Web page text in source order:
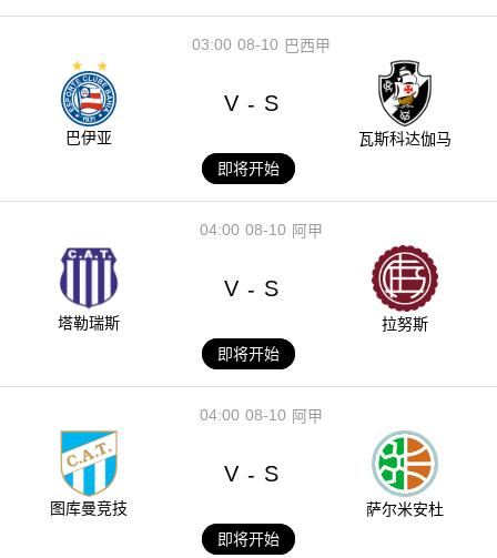
08-10
03:00 巴西甲
巴伊亚
V - S
瓦斯科达伽马
即将开始
08-10
04:00 阿甲
塔勒瑞斯
V - S
拉努斯
即将开始
08-10
04:00 阿甲
图库曼竞技
V - S
萨尔米安杜
即将开始